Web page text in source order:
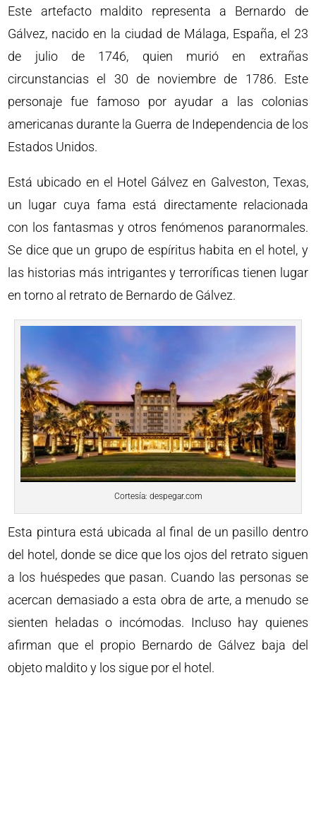
Este artefacto maldito representa a Bernardo de
Gálvez, nacido en la ciudad de Málaga, España, el 23
de julio de 1746, quien murió en extrañas
circunstancias el 30 de noviembre de 1786. Este
personaje fue famoso por ayudar a las colonias
americanas durante la Guerra de Independencia de los
Estados Unidos.
Está ubicado en el Hotel Gálvez en Galveston, Texas,
un lugar cuya fama está directamente relacionada
con los fantasmas y otros fenómenos paranormales.
Se dice que un grupo de espíritus habita en el hotel, y
las historias más intrigantes y terroríficas tienen lugar
en torno al retrato de Bernardo de Gálvez.
Cortesía: despegar.com
Esta pintura está ubicada al final de un pasillo dentro
del hotel, donde se dice que los ojos del retrato siguen
a los huéspedes que pasan. Cuando las personas se
acercan demasiado a esta obra de arte, a menudo se
sienten heladas o incómodas. Incluso hay quienes
afirman que el propio Bernardo de Gálvez baja del
objeto maldito y los sigue por el hotel.